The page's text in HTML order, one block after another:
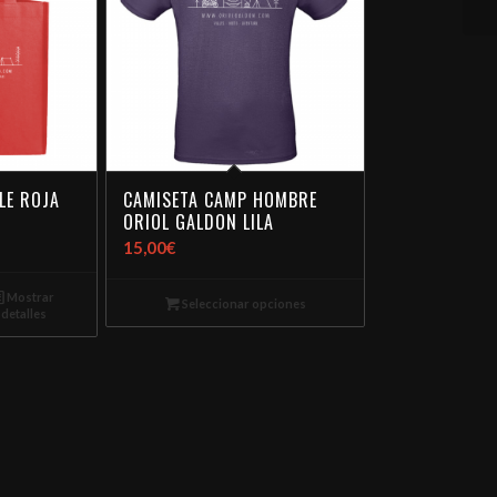
ROJA
Mostrar
detalles
CAMISETA CAMP HOMBRE
ORIOL GALDON LILA
15,00€
Seleccionar opciones
CAMISETA CAMP MUJER
ORIOL GALDON AZUL
15,00€
Seleccionar opciones